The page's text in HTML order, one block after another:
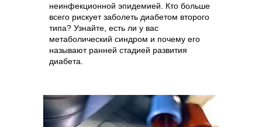
неинфекционной эпидемией. Кто больше
всего рискует заболеть диабетом второго
типа? Узнайте, есть ли у вас
метаболический синдром и почему его
называют ранней стадией развития
диабета.